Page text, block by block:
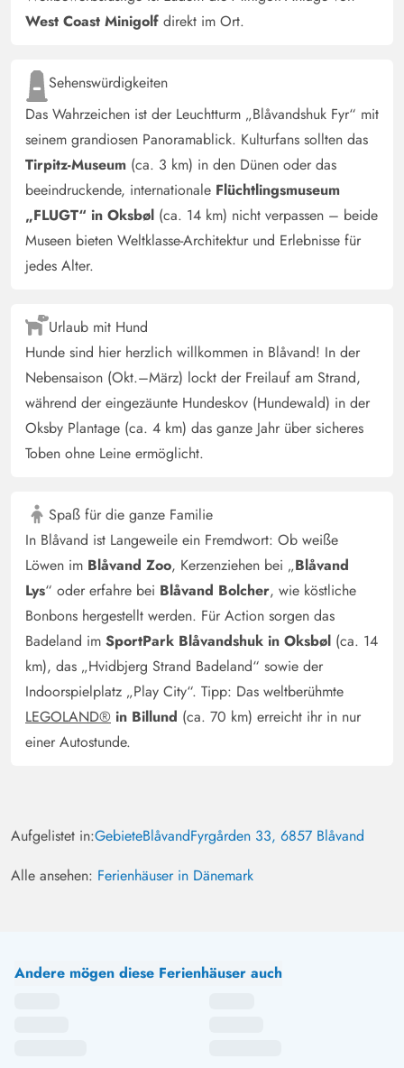
West Coast Minigolf direkt im Ort.
Sehenswürdigkeiten
Das Wahrzeichen ist der Leuchtturm „Blåvandshuk Fyr“ mit
seinem grandiosen Panoramablick. Kulturfans sollten das
Tirpitz-Museum (ca. 3 km) in den Dünen oder das
beeindruckende, internationale Flüchtlingsmuseum
„FLUGT“ in Oksbøl (ca. 14 km) nicht verpassen – beide
Museen bieten Weltklasse-Architektur und Erlebnisse für
jedes Alter.
Urlaub mit Hund
Hunde sind hier herzlich willkommen in Blåvand! In der
Nebensaison (Okt.–März) lockt der Freilauf am Strand,
während der eingezäunte Hundeskov (Hundewald) in der
Oksby Plantage (ca. 4 km) das ganze Jahr über sicheres
Toben ohne Leine ermöglicht.
Spaß für die ganze Familie
In Blåvand ist Langeweile ein Fremdwort: Ob weiße
Löwen im Blåvand Zoo, Kerzenziehen bei „Blåvand
Lys“ oder erfahre bei Blåvand Bolcher, wie köstliche
Bonbons hergestellt werden. Für Action sorgen das
Badeland im SportPark Blåvandshuk in Oksbøl (ca. 14
km), das „Hvidbjerg Strand Badeland“ sowie der
Indoorspielplatz „Play City“. Tipp: Das weltberühmte
LEGOLAND® in Billund (ca. 70 km) erreicht ihr in nur
einer Autostunde.
Aufgelistet in:GebieteBlåvandFyrgården 33, 6857 Blåvand
Alle ansehen: Ferienhäuser in Dänemark
Andere mögen diese Ferienhäuser auch